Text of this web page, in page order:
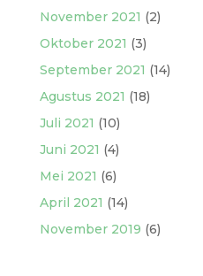
November 2021 (2)
Oktober 2021 (3)
September 2021 (14)
Agustus 2021 (18)
Juli 2021 (10)
Juni 2021 (4)
Mei 2021 (6)
April 2021 (14)
November 2019 (6)